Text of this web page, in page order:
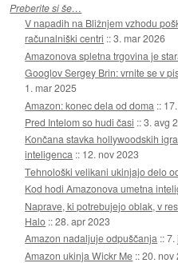
Preberite si še…
V napadih na Bližnjem vzhodu
računalniški centri ::3. mar 2026
Amazonova spletna trgovina je
Googlov Sergey Brin: vrnite se v
1. mar 2025
Amazon: konec dela od doma ::
Pred Intelom so hudi časi ::3. avg
Končana stavka hollywoodskih
inteligenca :: 12. nov 2023
Tehnološki velikani ukinjajo delo
Kod hodi Amazonova umetna
Naprave, ki potrebujejo oblak, v
Halo ::28. apr 2023
Amazon nadaljuje odpuščanja ::7.
Amazon ukinja Wickr Me ::20. nov